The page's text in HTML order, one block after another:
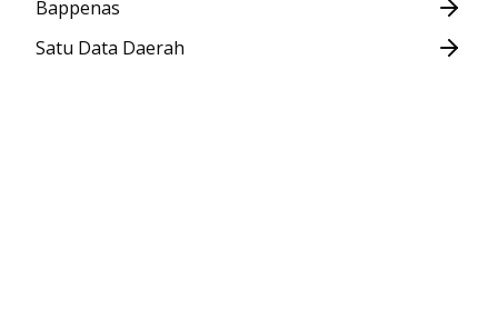
Bappenas
Satu Data Daerah